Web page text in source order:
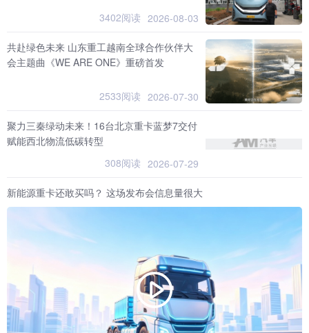
3402阅读 2026-08-03
共赴绿色未来 山东重工越南全球合作伙伴大
会主题曲《WE ARE ONE》重磅首发
2533阅读 2026-07-30
聚力三秦绿动未来！16台北京重卡蓝梦7交付
赋能西北物流低碳转型
308阅读 2026-07-29
新能源重卡还敢买吗？ 这场发布会信息量很大